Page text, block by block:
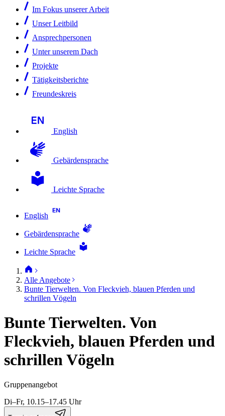
Im Fokus unserer Arbeit
Unser Leitbild
Ansprechpersonen
Unter unserem Dach
Projekte
Tätigkeitsberichte
Freundeskreis
English
Gebärdensprache
Leichte Sprache
English
Gebärdensprache
Leichte Sprache
Alle Angebote
Bunte Tierwelten. Von Fleckvieh, blauen Pferden und
schrillen Vögeln
Bunte Tierwelten. Von
Fleckvieh, blauen Pferden und
schrillen Vögeln
Gruppenangebot
Di–Fr, 10.15–17.45 Uhr